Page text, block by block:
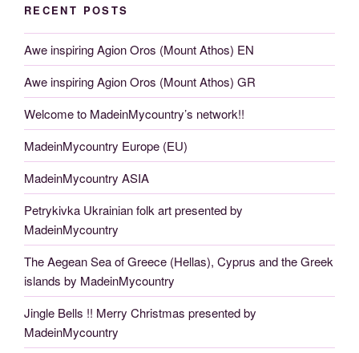
RECENT POSTS
Awe inspiring Agion Oros (Mount Athos) EN
Awe inspiring Agion Oros (Mount Athos) GR
Welcome to MadeinMycountry’s network!!
MadeinMycountry Europe (EU)
MadeinMycountry ASIA
Petrykivka Ukrainian folk art presented by
MadeinMycountry
The Aegean Sea of Greece (Hellas), Cyprus and the Greek
islands by MadeinMycountry
Jingle Bells !! Merry Christmas presented by
MadeinMycountry